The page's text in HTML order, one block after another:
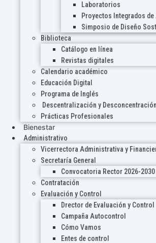
Laboratorios
Proyectos Integrados de
Simposio de Diseño
Biblioteca
Catálogo en línea
Revistas digitales
Calendario académico
Educación Digital
Programa de Inglés
Descentralización y Desconcentración
Prácticas Profesionales
Bienestar
Administrativo
Vicerrectora Administrativa y
Secretaría General
Convocatoria Rector 2026-2030
Contratación
Evaluación y Control
Drector de Evaluación y Control
Campaña Autocontrol
Cómo Vamos
Entes de control